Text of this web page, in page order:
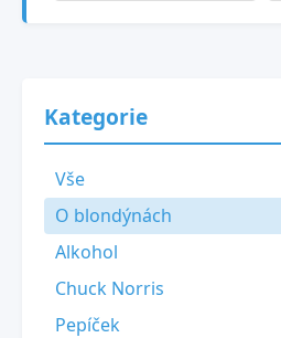
Kategorie
Vše
O blondýnách
Alkohol
Chuck Norris
Pepíček